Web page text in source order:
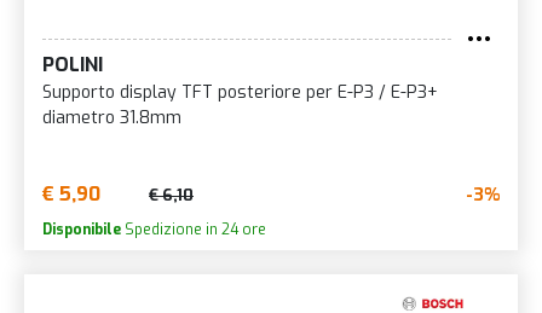
POLINI
Supporto display TFT posteriore per E-P3 / E-P3+
diametro 31.8mm
€ 5,90 € 6,10 -3%
Disponibile Spedizione in 24 ore